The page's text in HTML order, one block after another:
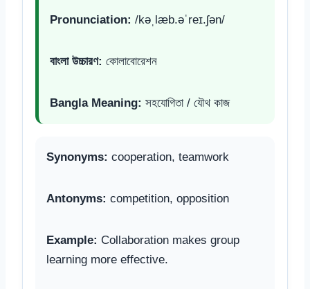
Pronunciation: /kəˌlæb.əˈreɪ.ʃən/
বাংলা উচ্চারণ: কোলাবোরেশন
Bangla Meaning: সহযোগিতা / যৌথ কাজ
Synonyms: cooperation, teamwork
Antonyms: competition, opposition
Example: Collaboration makes group
learning more effective.